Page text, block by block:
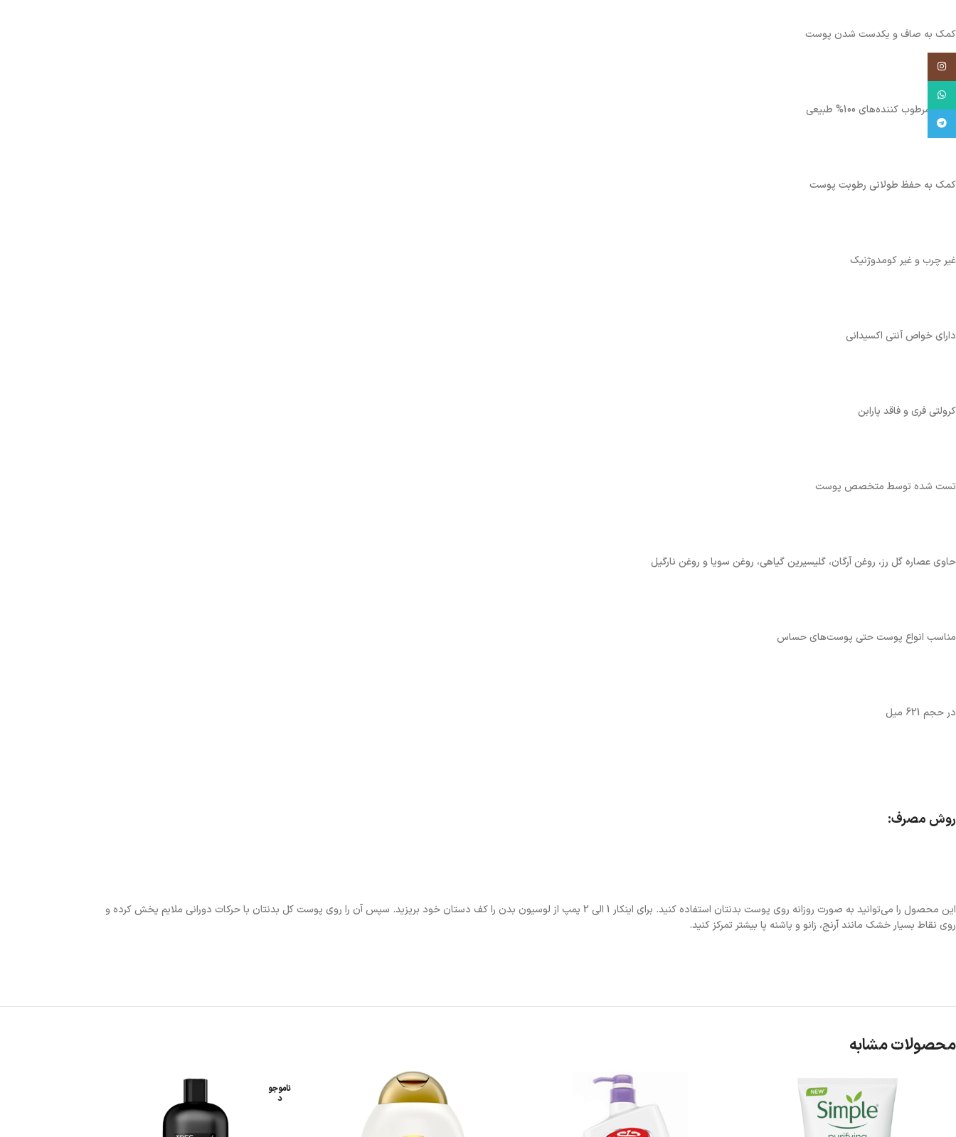
کمک به صاف و یکدست شدن پوست
حاوی مرطوب کننده‌های 100% طبیعی
کمک به حفظ طولانی رطوبت پوست
غیر چرب و غیر کومدوژنیک
دارای خواص آنتی اکسیدانی
کرولتی فری و فاقد پارابن
تست شده توسط متخصص پوست
حاوی عصاره گل رز، روغن آرگان، گلیسیرین گیاهی، روغن سویا و روغن نارگیل
مناسب انواع پوست حتی پوست‌های حساس
در حجم 621 میل
روش مصرف:
این محصول را می‌توانید به صورت روزانه روی پوست بدنتان استفاده کنید. برای اینکار 1 الی 2 پمپ از لوسیون بدن را کف دستان خود بریزید. سپس آن را روی پوست کل بدنتان با حرکات دورانی ملایم پخش کرده و
روی نقاط بسیار خشک مانند آرنج، زانو و پاشنه پا بیشتر تمرکز کنید.
محصولات مشابه
ناموجو
د